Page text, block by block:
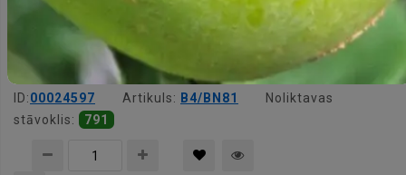
Uzgrieznis M4 plastmasas, poliamids, H=3.2mm, 7.0mm
Cena: 0.09 €
ID:00024597 Artikuls: B4/BN81
Noliktavas
stāvoklis:
791